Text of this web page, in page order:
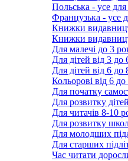
Польська - усе
Французька - усе
Книжки
Книжки
Для малечі до 3
Для дітей від 3 до
Для дітей від 6 до
Кольорові від 6 до
Для початку
Для розвитку
Для читачів 8-10
Для розвитку
Для молодших
Для старших
Час читати